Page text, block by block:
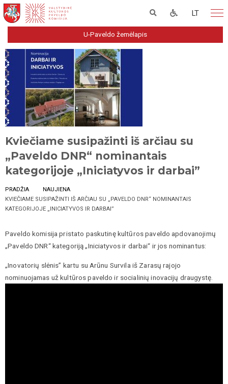
LT
U-Paveldo žemėlapis
Kviečiame susipažinti iš arčiau su
„Paveldo DNR“ nominantais
kategorijoje „Iniciatyvos ir darbai”
PRADŽIA
NAUJIENA
KVIEČIAME SUSIPAŽINTI IŠ ARČIAU SU „PAVELDO DNR“ NOMINANTAIS
KATEGORIJOJE „INICIATYVOS IR DARBAI”
Paveldo komisija pristato paskutinę kultūros paveldo apdovanojimų
„Paveldo DNR“ kategoriją „Iniciatyvos ir darbai“ ir jos nominantus:
„Inovatorių slėnis” kartu su Arūnu Survila iš Zarasų rajojo
nominuojamas už kultūros paveldo ir socialinių inovacijų draugystę.